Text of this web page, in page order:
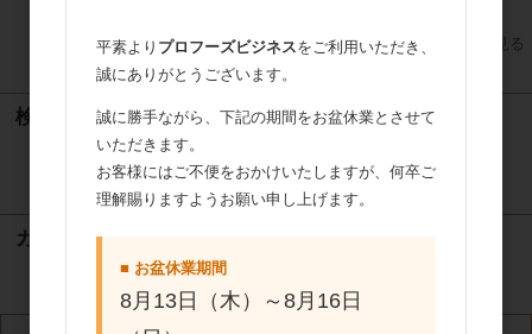
すべてのおすすめ商品を見る
検索
検索
カート
カートは空です
平素より プロフーズビジネスをご利用いただき、
誠にありがとうございます。
誠に勝手ながら、下記の期間をお盆休業とさせて
いただきます。
お客様にはご不便をおかけいたしますが、何卒ご
理解賜りますようお願い申し上げます。
■ お盆休業期間
8月13日（木）～8月16日